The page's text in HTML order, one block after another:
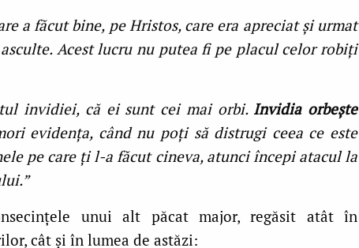
a făcut bine, pe Hristos, care era apreciat şi urmat
Acest lucru nu putea fi pe placul celor robiţi
invidiei, că ei sunt cei mai orbi. Invidia orbeşte
evidenţa, când nu poţi să distrugi ceea ce este
pe care ţi l-a făcut cineva, atunci începi atacul la
unui alt păcat major, regăsit atât în
cât şi în lumea de astăzi: